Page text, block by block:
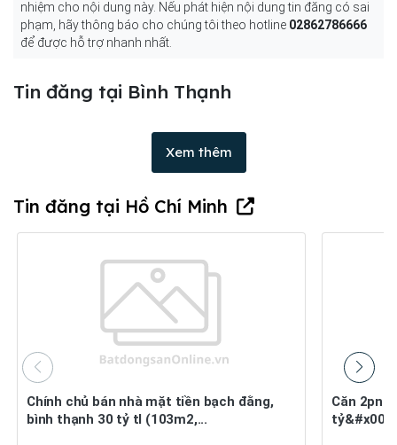
nhiệm cho nội dung này. Nếu phát hiện nội dung tin đăng có sai
phạm, hãy thông báo cho chúng tôi theo hotline 02862786666
để được hỗ trợ nhanh nhất.
Tin đăng tại Bình Thạnh
Xem thêm
Tin đăng tại Hồ Chí Minh
Chính chủ bán nhà mặt tiền bạch đằng,
bình thạnh 30 tỷ tl (103m2,...
Căn 2pn lầu 8 phan văn trị 2,2